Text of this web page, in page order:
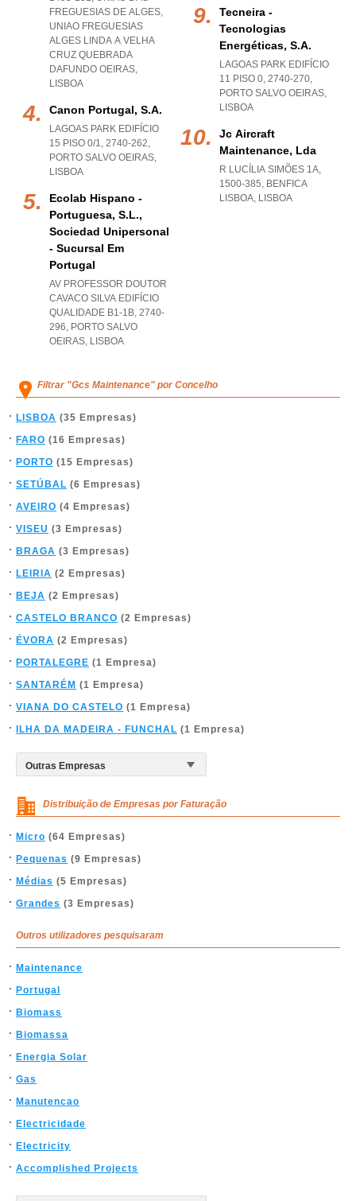
FREGUESIAS DE ALGES,
UNIAO FREGUESIAS
ALGES LINDA A VELHA
CRUZ QUEBRADA
DAFUNDO OEIRAS,
LISBOA
Canon Portugal, S.a.
LAGOAS PARK EDIFÍCIO
15 PISO 0/1, 2740-262,
PORTO SALVO OEIRAS,
LISBOA
Ecolab Hispano -
Portuguesa, S.l.,
Sociedad Unipersonal
- Sucursal Em
Portugal
AV PROFESSOR DOUTOR
CAVACO SILVA EDIFÍCIO
QUALIDADE B1-1B, 2740-
296, PORTO SALVO
OEIRAS, LISBOA
Tecneira -
Tecnologias
Energéticas, S.a.
LAGOAS PARK EDIFÍCIO
11 PISO 0, 2740-270,
PORTO SALVO OEIRAS,
LISBOA
Jc Aircraft
Maintenance, Lda
R LUCÍLIA SIMÕES 1A,
1500-385, BENFICA
LISBOA, LISBOA
Filtrar "Gcs Maintenance" por Concelho
LISBOA (35 Empresas)
FARO (16 Empresas)
PORTO (15 Empresas)
SETÚBAL (6 Empresas)
AVEIRO (4 Empresas)
VISEU (3 Empresas)
BRAGA (3 Empresas)
LEIRIA (2 Empresas)
BEJA (2 Empresas)
CASTELO BRANCO (2 Empresas)
ÉVORA (2 Empresas)
PORTALEGRE (1 Empresa)
SANTARÉM (1 Empresa)
VIANA DO CASTELO (1 Empresa)
ILHA DA MADEIRA - FUNCHAL (1 Empresa)
Distribuição de Empresas por Faturação
Micro (64 Empresas)
Pequenas (9 Empresas)
Médias (5 Empresas)
Grandes (3 Empresas)
Outros utilizadores pesquisaram
Maintenance
Portugal
Biomass
Biomassa
Energia Solar
Gas
Manutencao
Electricidade
Electricity
Accomplished Projects